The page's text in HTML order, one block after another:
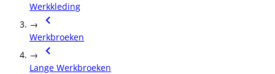
Werkkleding
→
Werkbroeken
→
Lange Werkbroeken